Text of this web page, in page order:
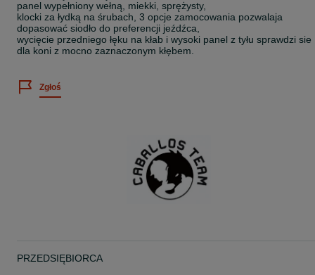
panel wypełniony wełną, miekki, sprężysty,
klocki za łydką na śrubach, 3 opcje zamocowania pozwalaja
dopasować siodło do preferencji jeźdźca,
wycięcie przedniego łęku na kłab i wysoki panel z tyłu sprawdzi sie
dla koni z mocno zaznaczonym kłębem.
Zgłoś
PRZEDSIĘBIORCA